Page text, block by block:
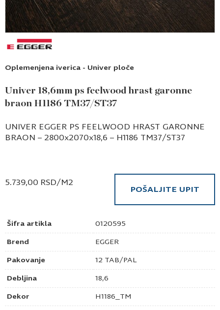
Oplemenjena iverica - Univer ploče
Univer 18,6mm ps feelwood hrast garonne
braon H1186 TM37/ST37
Šifra artikla 0120595
Brend EGGER
Pakovanje 12 TAB/PAL
Debljina 18,6
Dekor H1186_TM
UNIVER EGGER PS FEELWOOD HRAST GARONNE
BRAON – 2800x2070x18,6 – H1186 TM37/ST37
5.739,00 RSD/M2
POŠALJITE UPIT